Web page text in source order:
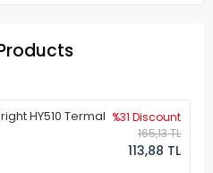
HY510 Termal %31 Discount
165,13 TL
113,88 TL